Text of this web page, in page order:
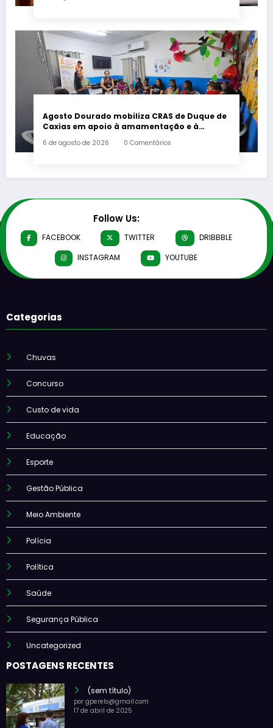
Agosto Dourado mobiliza CRAS de Duque de
Caxias em apoio à amamentação e à
6 de agosto de 2026 0 Comentários
Follow Us:
FACEBOOK TWITTER
DRIBBBLE
INSTAGRAM
YOUTUBE
Categorias
Chuvas
Concurso
Custo de vida
Educação
Esporte
Gestão Pública
Meio Ambiente
Polícia
Política
Saúde
Segurança Pública
Uncategorized
POSTAGENS RECENTES
(sem título)
por gperelo@gmail.com
17 de abril de 2025